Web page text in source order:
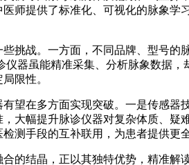
师提供了标准化、可视化的脉象
挑战。一方面，不同品牌、型号
器虽能精准采集、分析脉象数据
限性。
望在多方面实现突破。一是传感
大幅提升脉诊仪器对复杂体质、
测手段的互补联用，为患者提供更
的结晶，正以其独特优势，精准